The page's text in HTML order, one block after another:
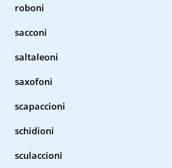
roboni
sacconi
saltaleoni
saxofoni
scapaccioni
schidioni
sculaccioni